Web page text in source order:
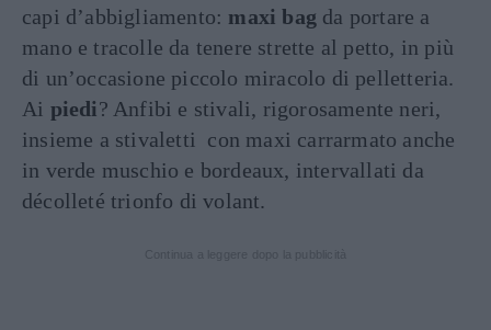
capi d’abbigliamento: maxi bag da portare a
mano e tracolle da tenere strette al petto, in più
di un’occasione piccolo miracolo di pelletteria.
Ai piedi? Anfibi e stivali, rigorosamente neri,
insieme a stivaletti con maxi carrarmato anche
in verde muschio e bordeaux, intervallati da
décolleté trionfo di volant.